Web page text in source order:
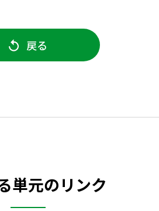
戻る
単元のリンク